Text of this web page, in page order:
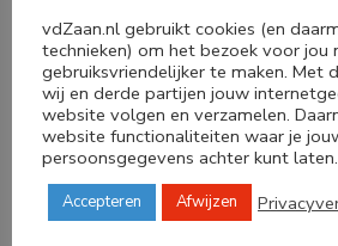
vdZaan.nl gebruikt cookies (en
technieken) om het bezoek voor jou
gebruiksvriendelijker te maken. Met
wij en derde partijen jouw
website volgen en verzamelen.
website functionaliteiten waar je
persoonsgegevens achter kunt laten.
Accepteren Afwijzen